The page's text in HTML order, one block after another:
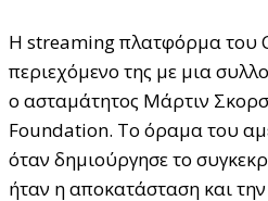
Η streaming πλατφόρμα του
περιεχόμενο της με μια
ο ασταμάτητος Μάρτιν
Foundation. Το όραμα του
όταν δημιούργησε το
ήταν η αποκατάσταση και